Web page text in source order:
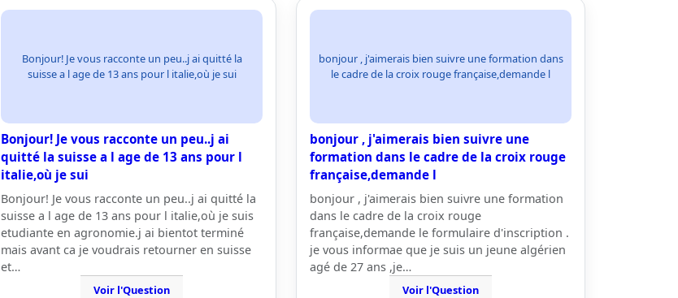
Bonjour! Je vous racconte un peu..j ai quitté la
suisse a l age de 13 ans pour l italie,où je sui
Bonjour! Je vous racconte un peu..j ai
quitté la suisse a l age de 13 ans pour l
italie,où je sui
Bonjour! Je vous racconte un peu..j ai quitté la
suisse a l age de 13 ans pour l italie,où je suis
etudiante en agronomie.j ai bientot terminé
mais avant ca je voudrais retourner en suisse
et…
Voir l'Question
bonjour , j'aimerais bien suivre une formation dans
le cadre de la croix rouge française,demande l
bonjour , j'aimerais bien suivre une
formation dans le cadre de la croix rouge
française,demande l
bonjour , j'aimerais bien suivre une formation
dans le cadre de la croix rouge
française,demande le formulaire d'inscription .
je vous informae que je suis un jeune algérien
agé de 27 ans ,je…
Voir l'Question